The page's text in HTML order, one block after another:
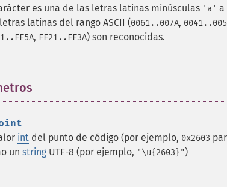
es una de las letras latinas minúsculas 'a' a
latinas del rango ASCII (0061..007A,
, FF21..FF3A) son reconocidas.
int del punto de código (por ejemplo, 0x2603
un string UTF-8 (por ejemplo, "\u{2603}")